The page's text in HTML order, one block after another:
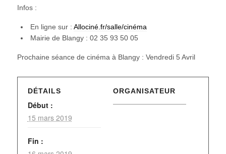
Infos :
En ligne sur : Allociné.fr/salle/cinéma
Mairie de Blangy : 02 35 93 50 05
Prochaine séance de cinéma à Blangy : Vendredi 5 Avril
DÉTAILS
Début :
15 mars 2019
Fin :
ORGANISATEUR